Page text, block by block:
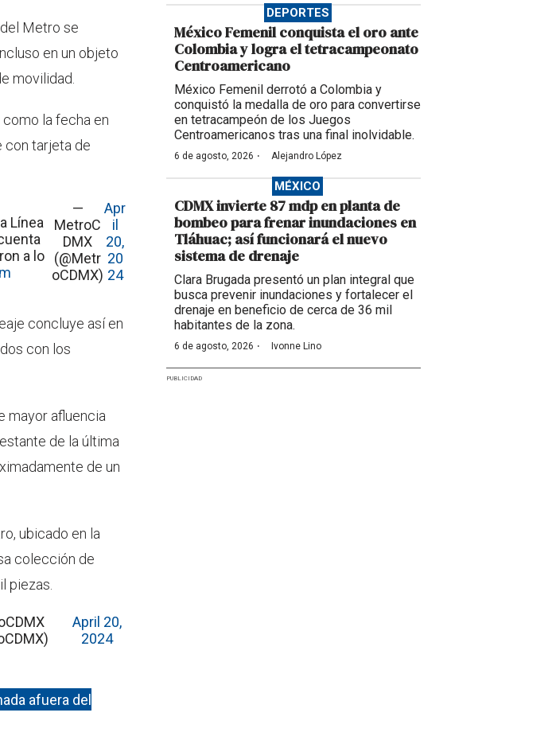
Metro se
en un objeto
movilidad.
la fecha en
con tarjeta de
Línea
a lo
—
MetroC
DMX
(@Metr
oCDMX)
Apr
il
20,
20
24
concluye así en
con los
mayor afluencia
de la última
de un
ubicado en la
colección de
piezas.
April 20,
2024
afuera del
DEPORTES
México Femenil conquista el oro ante
Colombia y logra el tetracampeonato
Centroamericano
México Femenil derrotó a Colombia y
conquistó la medalla de oro para convertirse
en tetracampeón de los Juegos
Centroamericanos tras una final inolvidable.
6 de agosto, 2026 · Alejandro López
MÉXICO
CDMX invierte 87 mdp en planta de
bombeo para frenar inundaciones en
Tláhuac; así funcionará el nuevo
sistema de drenaje
Clara Brugada presentó un plan integral que
busca prevenir inundaciones y fortalecer el
drenaje en beneficio de cerca de 36 mil
habitantes de la zona.
6 de agosto, 2026 · Ivonne Lino
PUBLICIDAD